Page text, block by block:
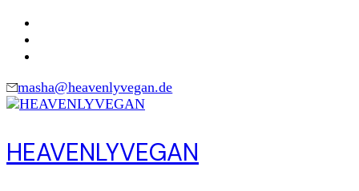
masha@heavenlyvegan.de
HEAVENLYVEGAN